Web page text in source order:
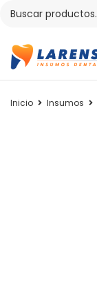
Inicio Insumos